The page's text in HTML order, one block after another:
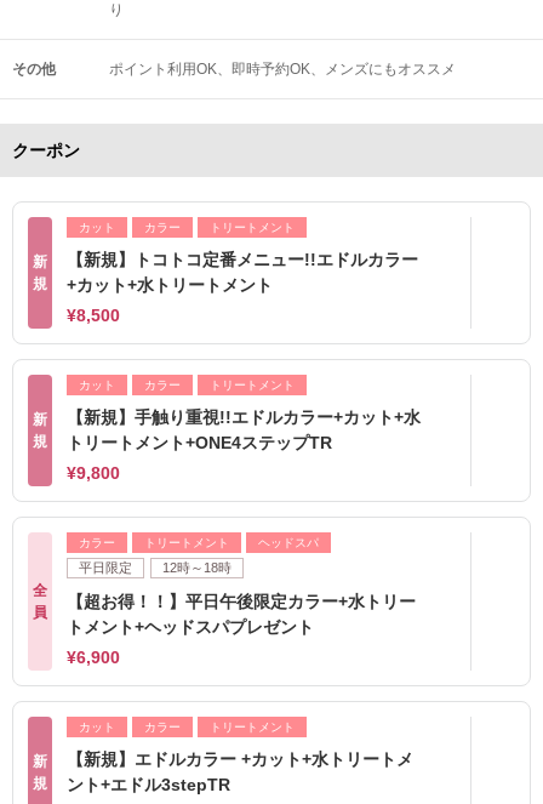
り
その他 ポイント利用OK 即時予約OK メンズにもオススメ
クーポン
新
規
カット カラー トリートメント
【新規】トコトコ定番メニュー!!エドルカラー
+カット+水トリートメント
¥8,500
新
規
カット カラー トリートメント
【新規】手触り重視!!エドルカラー+カット+水
トリートメント+ONE4ステップTR
¥9,800
全
員
カラー トリートメント ヘッドスパ
平日限定 12時～18時
【超お得！！】平日午後限定カラー+水トリー
トメント+ヘッドスパプレゼント
¥6,900
新
規
カット カラー トリートメント
【新規】エドルカラー +カット+水トリートメ
ント+エドル3stepTR